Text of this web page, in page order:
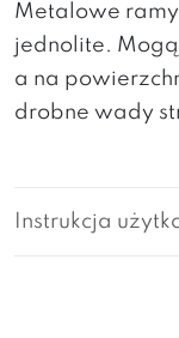
Metalowe ramy
jednolite.
a na
drobne wady
Instrukcja